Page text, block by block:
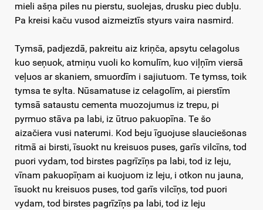
mieli ašņa piles nu pierstu, suolejas, drusku piec dubļu.
Pa kreisi kaču vusod aizmeiztīs styurs vaira nasmird.
Tymsā, padjezdā, pakreitu aiz kriņča, apsytu celagolus
kuo seņuok, atmiņu vuoli ko komulīm, kuo viļņīm viersā
veļuos ar skaniem, smuordīm i sajiutuom. Te tymss, toik
tymsa te sylta. Nūsamatuse iz celagolīm, ai pierstīm
tymsā sataustu cementa muozojumus iz trepu, pi
pyrmuo stāva pa labi, iz ūtruo pakuopīna. Te šo
aizačiera vusi naterumi. Kod beju īguojuse slauciešonas
ritmā ai birsti, īsuokt nu kreisuos puses, garīs vilcīns, tod
puori vydam, tod birstes pagrīzīņs pa labi, tod iz leju,
vīnam pakuopīņam ai kuojuom iz leju, i otkon nu jauna,
īsuokt nu kreisuos puses, tod garīs vilcīņs, tod puori
vydam, tod birstes pagrīzīņs pa labi, tod iz leju